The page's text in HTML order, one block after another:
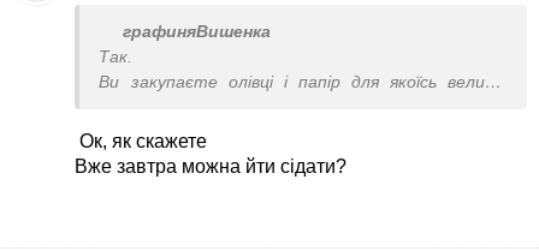
графиняВишенка
Так.
Ви закупаєте олівці і папір для якоїсь великої
Верніться на землю.
Ви якась не сильно розумна, але впевнена у собі.
Ок, як скажете
Вже завтра можна йти сідати?